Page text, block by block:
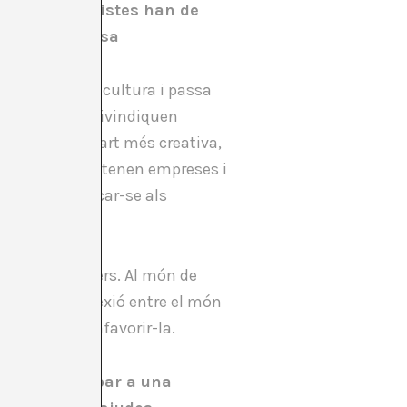
els artistes han de
una empresa
Passa en la cultura i passa
creadors reivindiquen
per a la part més creativa,
espanyoles tenen empreses i
poder dedicar-se als
financers. Al món de
connexió entre el món
per a afavorir-la.
arribar a una